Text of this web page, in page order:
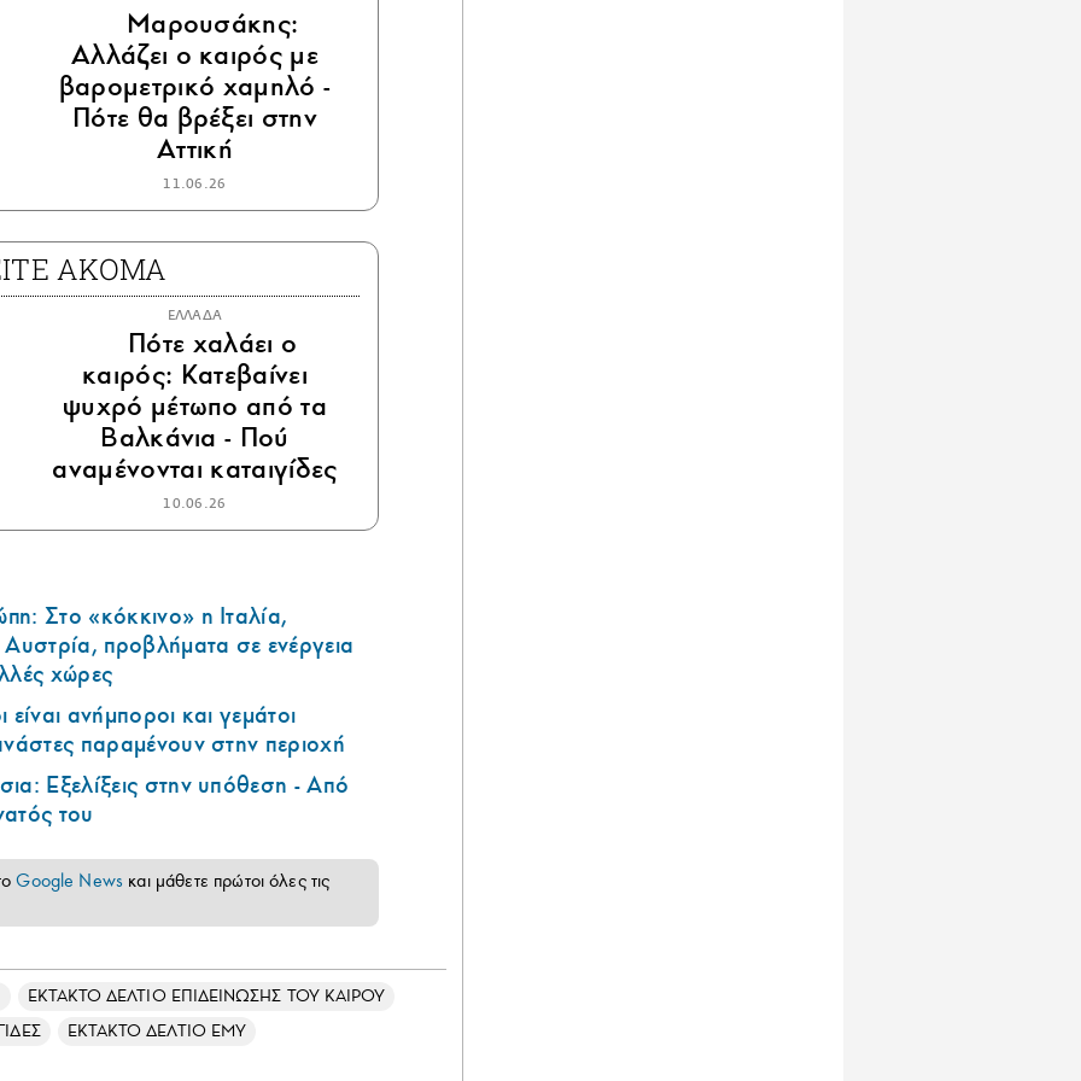
Μαρουσάκης:
Αλλάζει ο καιρός με
βαρομετρικό χαμηλό -
Πότε θα βρέξει στην
Αττική
11.06.26
ΑΚΟΜΑ
ΕΛΛΑΔΑ
Πότε χαλάει ο
καιρός: Κατεβαίνει
ψυχρό μέτωπο από τα
Βαλκάνια - Πού
αναμένονται καταιγίδες
10.06.26
Στο «κόκκινο» η Ιταλία,
προβλήματα σε ενέργεια
χώρες
ανήμποροι και γεμάτοι
παραμένουν στην περιοχή
Εξελίξεις στην υπόθεση - Από
του
Google News και μάθετε πρώτοι όλες τις
ΕΚΤΑΚΤΟ ΔΕΛΤΙΟ ΕΠΙΔΕΙΝΩΣΗΣ ΤΟΥ ΚΑΙΡΟΥ
ΕΚΤΑΚΤΟ ΔΕΛΤΙΟ ΕΜΥ